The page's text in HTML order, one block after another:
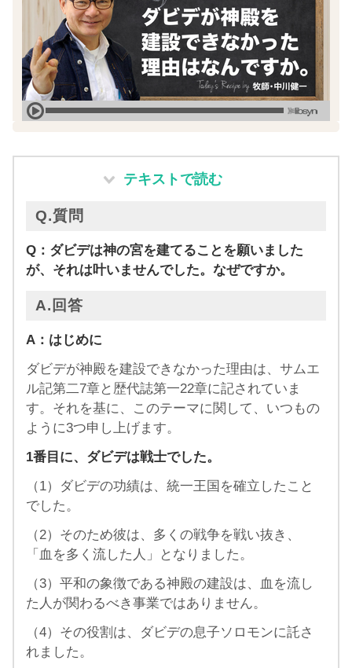
テキストで読む
Q.質問
Q：ダビデは神の宮を建てることを願いました
が、それは叶いませんでした。なぜですか。
A.回答
A：はじめに
ダビデが神殿を建設できなかった理由は、サムエ
ル記第二7章と歴代誌第一22章に記されていま
す。それを基に、このテーマに関して、いつもの
ように3つ申し上げます。
1番目に、ダビデは戦士でした。
（1）ダビデの功績は、統一王国を確立したこと
でした。
（2）そのため彼は、多くの戦争を戦い抜き、
「血を多く流した人」となりました。
（3）平和の象徴である神殿の建設は、血を流し
た人が関わるべき事業ではありません。
（4）その役割は、ダビデの息子ソロモンに託さ
れました。